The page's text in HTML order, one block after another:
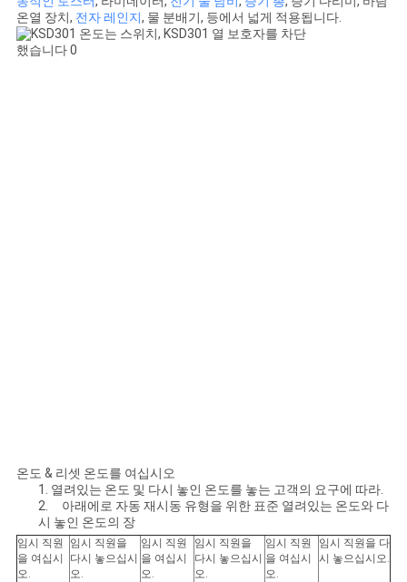
온열 장치, 전자 레인지, 물 분배기, 등에서 넓게 적용됩니다.
온도 & 리셋 온도를 여십시오
1. 열려있는 온도 및 다시 놓인 온도를 놓는 고객의 요구에 따라.
2. 아래에로 자동 재시동 유형을 위한 표준 열려있는 온도와 다
시 놓인 온도의 장
임시 직원
을 여십시
오.
임시 직원을
다시 놓으십시
오.
임시 직원
을 여십시
오.
임시 직원을
다시 놓으십시
오.
임시 직원
을 여십시
오.
임시 직원을 다
시 놓으십시오.